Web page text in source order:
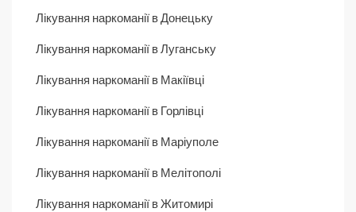
Лікування наркоманії в Донецьку
Лікування наркоманії в Луганську
Лікування наркоманії в Макіївці
Лікування наркоманії в Горлівці
Лікування наркоманії в Маріуполе
Лікування наркоманії в Мелітополі
Лікування наркоманії в Житомирі